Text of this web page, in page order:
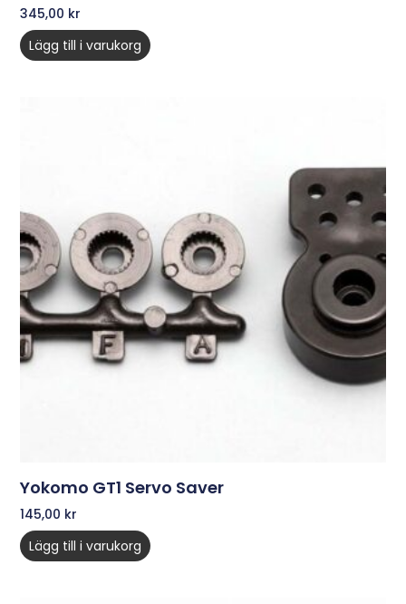
345,00 kr
Lägg till i varukorg
Yokomo GT1 Servo Saver
145,00 kr
Lägg till i varukorg